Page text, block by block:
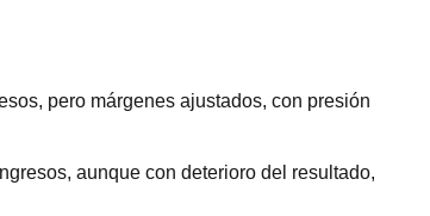
pero márgenes ajustados, con presión
aunque con deterioro del resultado,